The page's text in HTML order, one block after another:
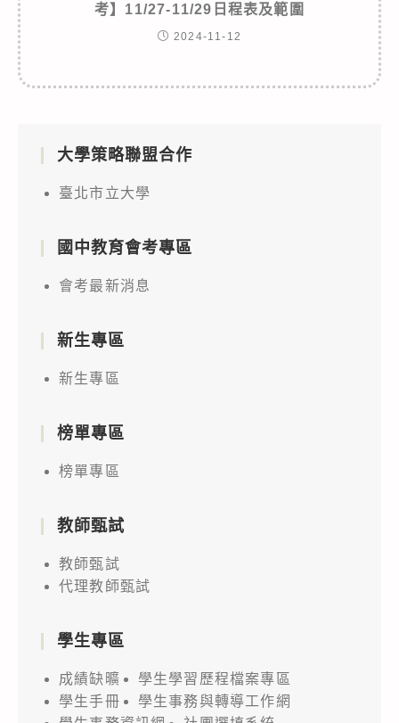
考】11/27-11/29日程表及範圍
2024-11-12
大學策略聯盟合作
臺北市立大學
國中教育會考專區
會考最新消息
新生專區
新生專區
榜單專區
榜單專區
教師甄試
教師甄試
代理教師甄試
學生專區
成績缺曠
學生學習歷程檔案專區
學生手冊
學生事務與轉導工作網